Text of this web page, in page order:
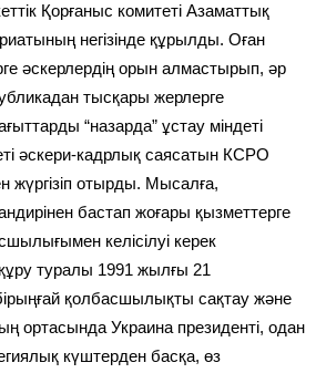
Қорғаныс комитеті Азаматтық
негізінде құрылды. Оған
әскерлердің орын алмастырып, әр
тысқары жерлерге
“назарда” ұстау міндеті
әскери-кадрлық саясатын КСРО
жүргізіп отырды. Мысалға,
бастап жоғары қызметтерге
келісілуі керек
туралы 1991 жылғы 21
қолбасшылықты сақтау және
ортасында Украина президенті, одан
күштерден басқа, өз